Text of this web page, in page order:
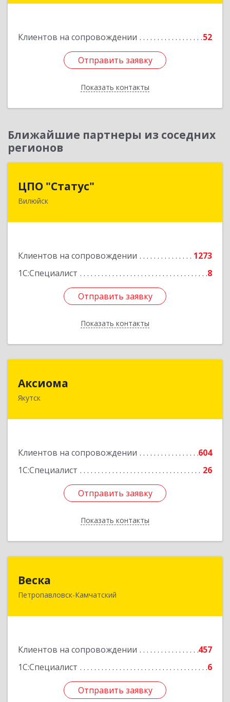
Клиентов на сопровождении 52
Отправить заявку
Показать контакты
Отправить заявку
Назад
Ближайшие партнеры из соседних
регионов
ЦПО "Статус"
Вилюйск
Клиентов на сопровождении
1273
1С:Специалист
8
Отправить заявку
Показать контакты
677000, Саха /Якутия/ Респ, Якутск г, Ленина пр-
Отправить заявку
Назад
Аксиома
Якутск
Клиентов на сопровождении
604
1С:Специалист
26
Отправить заявку
Показать контакты
677000, Саха /Якутия/ Респ, Якутск г, Чиряева
Отправить заявку
Назад
Веска
Петропавловск-Камчатский
Клиентов на сопровождении
457
1С:Специалист
6
Отправить заявку
683031, Камчатский край, Петропавловск-
Подробнее
Отправить заявку